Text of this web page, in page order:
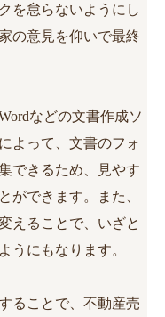
を怠らないようにし
の意見を仰いで最終
などの文書作成ソ
よって、文書のフォ
できるため、見やす
ができます。また、
えることで、いざと
うにもなります。
ることで、不動産売